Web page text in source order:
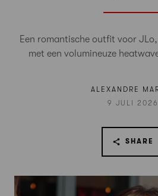
Een romantische outfit voor
met een volumineuze
ALEXANDRE
9 JULI 2026
SHARE